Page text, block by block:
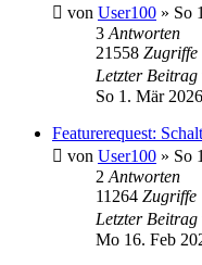
von User100 » So
3 Antworten
21558 Zugriffe
Letzter Beitrag
So 1. Mär
Featurerequest:
von User100 » So
2 Antworten
11264 Zugriffe
Letzter Beitrag
Mo 16. Feb